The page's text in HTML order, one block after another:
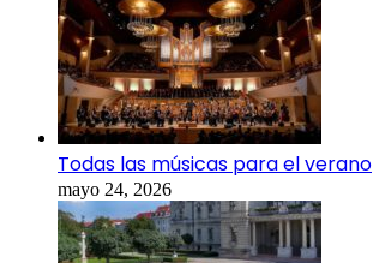
Todas las músicas para el verano
mayo 24, 2026